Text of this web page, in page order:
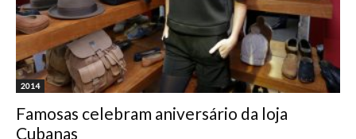
2014
Famosas celebram aniversário da loja
Cubanas